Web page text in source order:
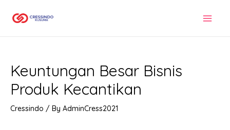
Keuntungan Besar Bisnis
Produk Kecantikan
Cressindo / By AdminCress2021